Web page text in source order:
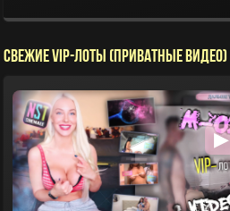
СВЕЖИЕ VIP-ЛОТЫ (ПРИВАТНЫЕ ВИДЕО)
▶